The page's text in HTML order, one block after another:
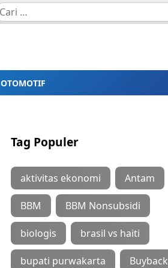
OTOMOTIF
Tag Populer
aktivitas ekonomi Antam
BBM BBM Nonsubsidi
biologis brasil vs haiti
bupati purwakarta Buyback